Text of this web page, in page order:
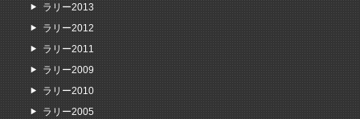
ラリー2013
ラリー2012
ラリー2011
ラリー2009
ラリー2010
ラリー2005